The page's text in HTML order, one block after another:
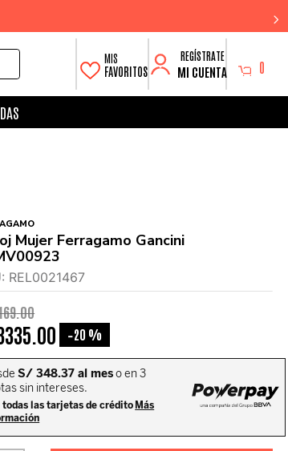
FAVORITOS MI CUENTA 0
Mujer Ferragamo Gancini
: REL0021467
.00
00 -20 %